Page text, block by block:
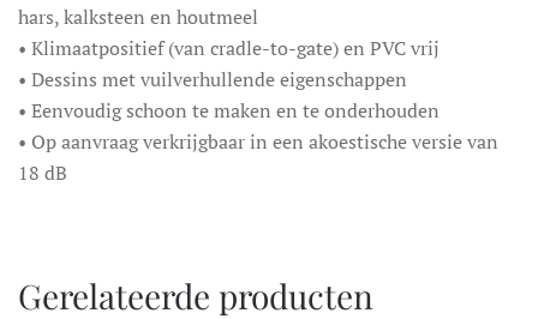
hars, kalksteen en houtmeel
• Klimaatpositief (van cradle-to-gate) en PVC vrij
• Dessins met vuilverhullende eigenschappen
• Eenvoudig schoon te maken en te onderhouden
• Op aanvraag verkrijgbaar in een akoestische versie van
18 dB
Gerelateerde producten